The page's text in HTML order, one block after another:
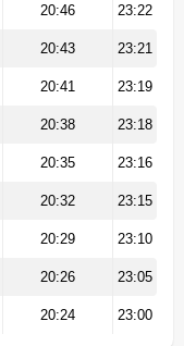
20:46 23:22
20:43 23:21
20:41 23:19
20:38 23:18
20:35 23:16
20:32 23:15
20:29 23:10
20:26 23:05
20:24 23:00